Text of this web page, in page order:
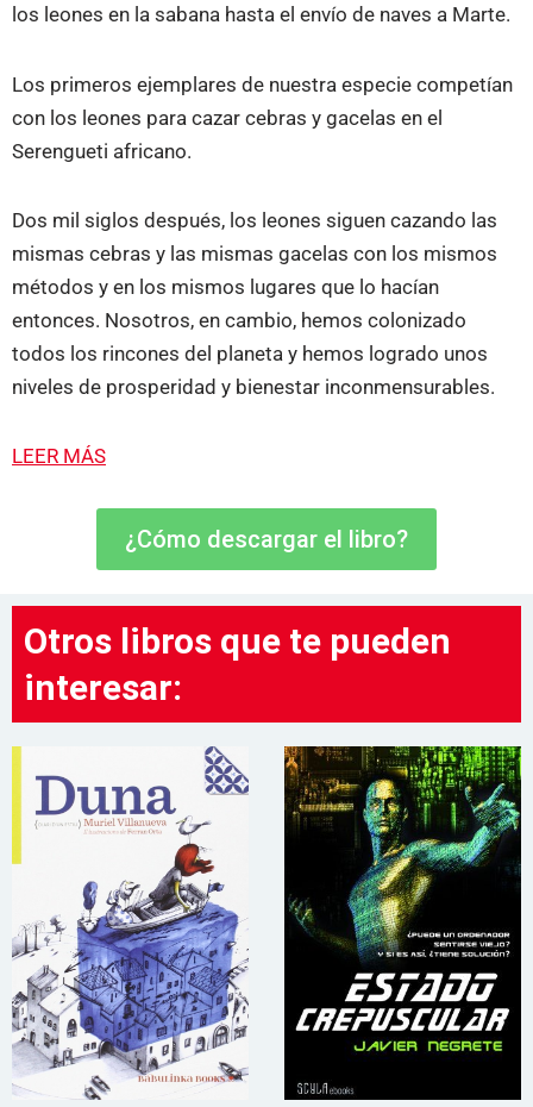
los leones en la sabana hasta el envío de naves a Marte.
Los primeros ejemplares de nuestra especie competían
con los leones para cazar cebras y gacelas en el
Serengueti africano.
Dos mil siglos después, los leones siguen cazando las
mismas cebras y las mismas gacelas con los mismos
métodos y en los mismos lugares que lo hacían
entonces. Nosotros, en cambio, hemos colonizado
todos los rincones del planeta y hemos logrado unos
niveles de prosperidad y bienestar inconmensurables.
LEER MÁS
¿Cómo descargar el libro?
Otros libros que te pueden
interesar: